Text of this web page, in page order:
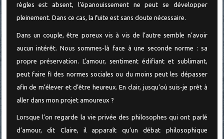
règles est absent, l’épanouissement ne peut se développer
pleinement. Dans ce cas, la fuite est sans doute nécessaire.
Dans un couple, être poreux vis à vis de l’autre semble n’avoir
aucun intérêt. Nous sommes-là face à une seconde norme : sa
propre préservation. L’amour, sentiment édifiant et sublimant,
peut faire fi des normes sociales ou du moins peut les dépasser
afin de m’élever et d’être heureux. En clair, jusqu’où suis-je prêt à
aller dans mon projet amoureux ?
Lorsque l’on regarde la vie privée des philosophes qui ont parlé
d’amour, dit Claire, il apparaît qu’un débat philosophique